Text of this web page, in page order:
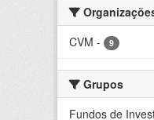
CVM - 9
Grupos
Fundos de